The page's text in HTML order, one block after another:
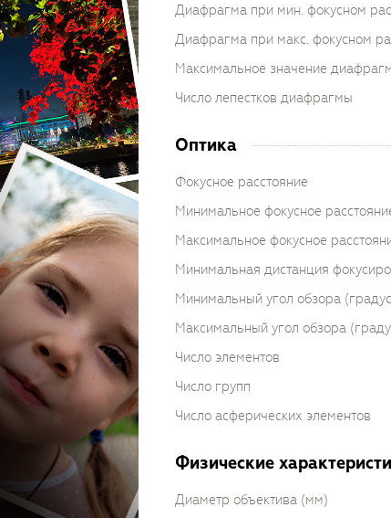
Диафрагма при мин. фокусном
Диафрагма при макс. фокусном
Максимальное значение
Число лепестков диафрагмы
Оптика
Фокусное расстояние
Минимальное фокусное
Максимальное фокусное
Минимальная дистанция
Минимальный угол обзора
Максимальный угол обзора
Число элементов
Число групп
Число асферических элементов
Физические
Диаметр объектива (мм)